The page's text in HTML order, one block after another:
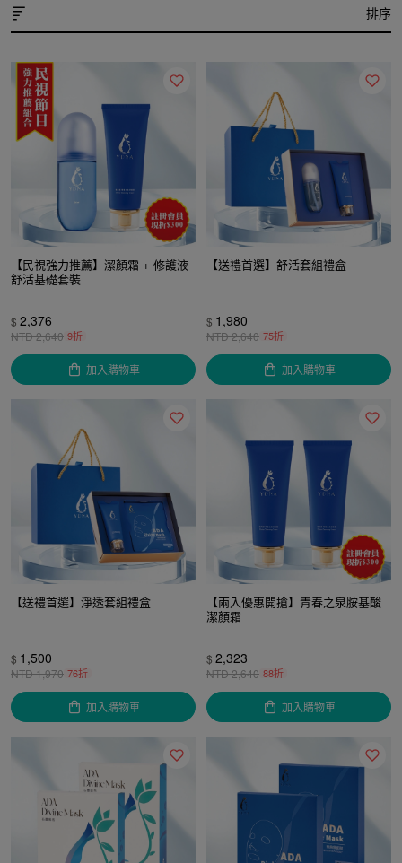
排序
【民視強力推薦】潔顏霜 + 修護液
舒活基礎套裝
$ 2,376
NTD2,640 9折
加入購物車
【送禮首選】舒活套組禮盒
$ 1,980
NTD2,640 75折
加入購物車
【送禮首選】淨透套組禮盒
$ 1,500
NTD1,970 76折
加入購物車
【兩入優惠開搶】青春之泉胺基酸
潔顏霜
$ 2,323
NTD2,640 88折
加入購物車